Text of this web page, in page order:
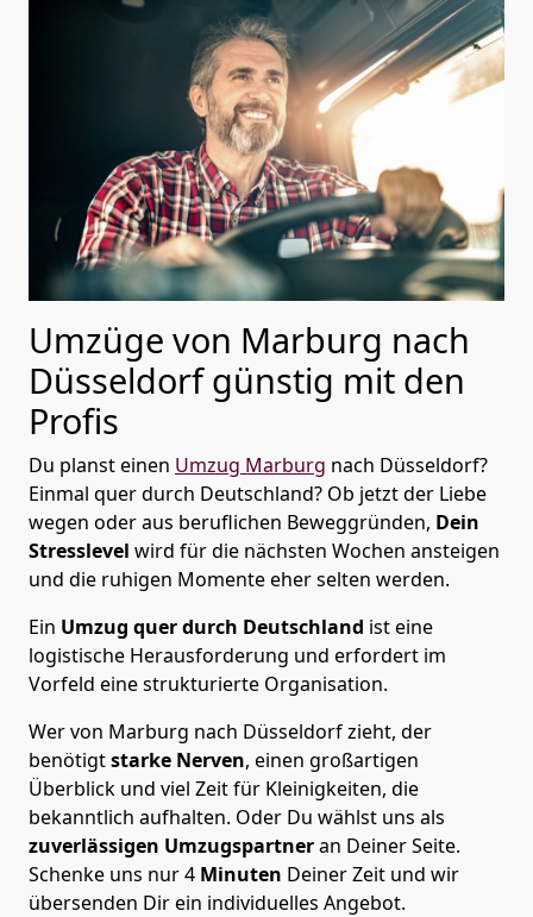
Umzüge von Marburg nach
Düsseldorf günstig mit den
Profis
Du planst einen Umzug Marburg nach Düsseldorf?
Einmal quer durch Deutschland? Ob jetzt der Liebe
wegen oder aus beruflichen Beweggründen, Dein
Stresslevel wird für die nächsten Wochen ansteigen
und die ruhigen Momente eher selten werden.
Ein Umzug quer durch Deutschland ist eine
logistische Herausforderung und erfordert im
Vorfeld eine strukturierte Organisation.
Wer von Marburg nach Düsseldorf zieht, der
benötigtstarke Nerven, einen großartigen
Überblick und viel Zeit für Kleinigkeiten, die
bekanntlich aufhalten. Oder Du wählst uns als
zuverlässigen Umzugspartneran Deiner Seite.
Schenke uns nur4 Minuten Deiner Zeit und wir
übersenden Dir ein individuelles Angebot.